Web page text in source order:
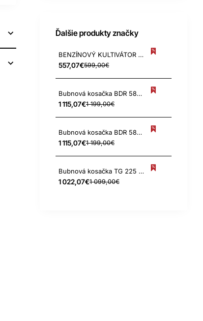
Ďalšie produkty značky
BENZÍNOVÝ KULTIVÁTOR TERRA QUANTUM BRIGGS 675
557,07€599,00€
Bubnová kosačka BDR 583 Stella Pro Vario
1 115,07€1 199,00€
Bubnová kosačka BDR 583 Stella Pro Vario+
1 115,07€1 199,00€
Bubnová kosačka TG 225 VARIO
1 022,07€1 099,00€